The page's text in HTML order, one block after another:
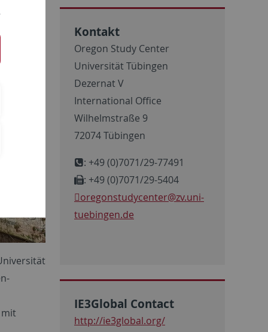
Kontakt
Oregon Study Center
Universität Tübingen
Dezernat V
International Office
Wilhelmstraße 9
72074 Tübingen
: +49 (0)7071/29-77491
: +49 (0)7071/29-5404
oregonstudycenter@zv.uni-
tuebingen.de
IE3Global Contact
http://ie3global.org/